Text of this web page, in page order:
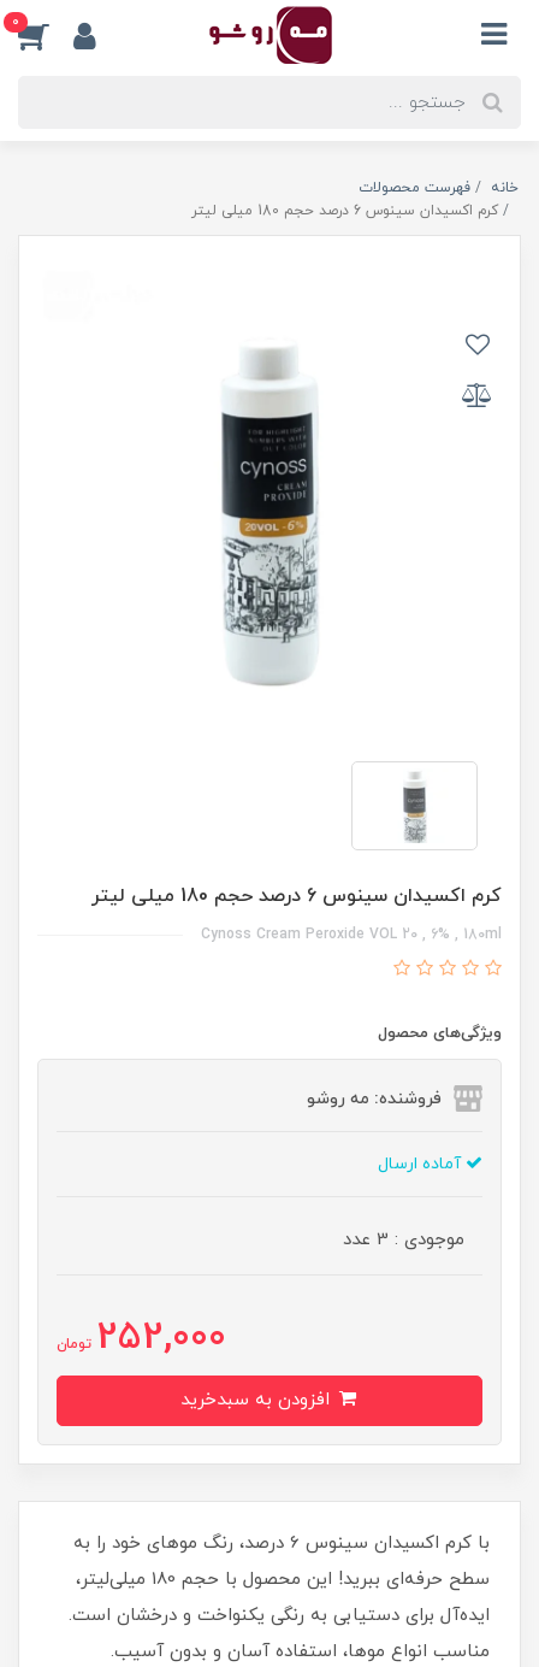
0
خانه
فهرست محصولات
کرم اکسیدان سینوس 6 درصد حجم 180 میلی لیتر
کرم اکسیدان سینوس 6 درصد حجم 180 میلی لیتر
Cynoss Cream Peroxide VOL 20 , 6% , 180ml
ویژگی‌های محصول
فروشنده: مه رو‌شو
آماده ارسال
موجودی : 3 عدد
252,000 تومان
با کرم اکسیدان سینوس 6 درصد، رنگ موهای خود را به
سطح حرفه‌ای ببرید! این محصول با حجم 180 میلی‌لیتر،
ایده‌آل برای دستیابی به رنگی یکنواخت و درخشان است.
مناسب انواع موها، استفاده آسان و بدون آسیب.